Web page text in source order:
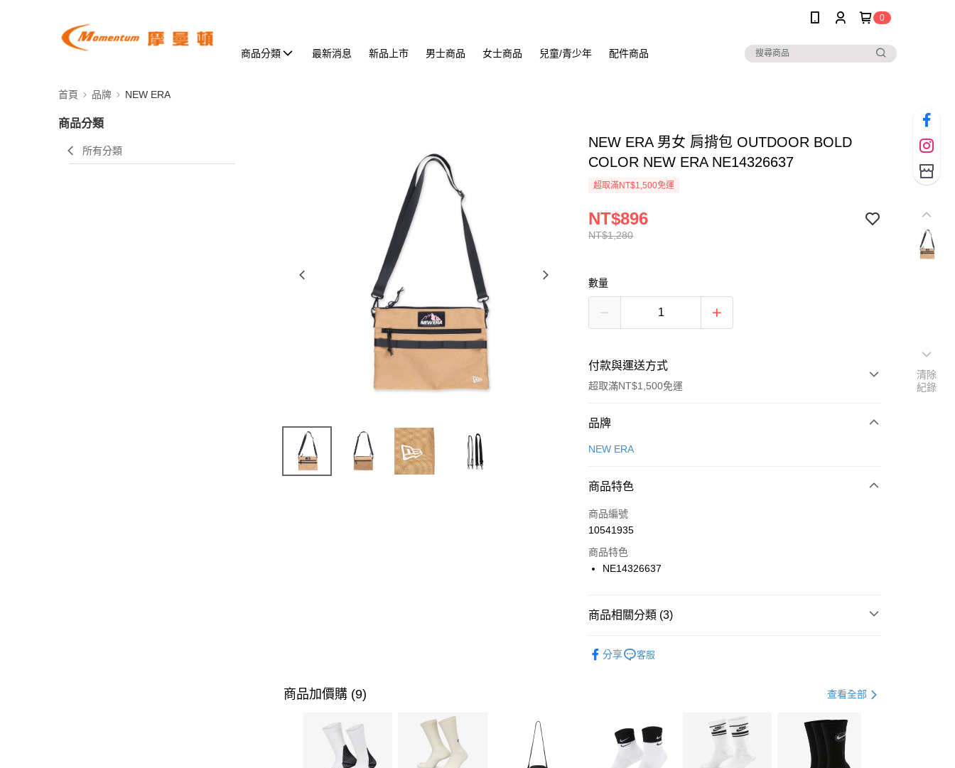
0
商品分類 最新消息 新品上市 男士商品 女士商品 兒童/青少年 配件商品
首頁 品牌 NEW ERA
商品分類
所有分類
NEW ERA 男女 肩揹包 OUTDOOR BOLD
COLOR NEW ERA NE14326637
超取滿NT$1,500免運
NT$1,280
NT$896
數量
付款與運送方式
超取滿NT$1,500免運
付款方式
信用卡一次付款
合作金庫商業銀行
華南商業銀行
上海商業儲蓄銀行
國泰世華商業銀行
聯邦商業銀行
台新國際商業銀行
LINE Pay
Apple Pay
【關於「AFTEE先享後付」】
３．安心：先確認商品／服務後，再付款。
【「AFTEE先享後付」結帳流程】
１．於結帳方式選擇「AFTEE先享後付」後，將跳轉至「AFTEE先享後
每筆NT$100，滿NT$1,500(含以上)免運費
品牌
NEW ERA
商品特色
商品編號
10541935
商品特色
NE14326637
商品相關分類 (3)
分享 客服
商品加價購 (9) 查看全部
清除
紀錄